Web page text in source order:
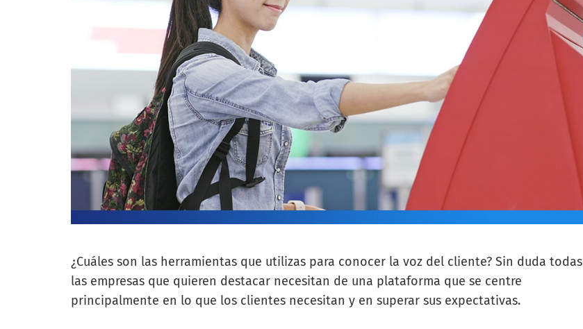
¿Cuáles son las herramientas que utilizas para conocer la voz del cliente? Sin duda todas
las empresas que quieren destacar necesitan de una plataforma que se centre
principalmente en lo que los clientes necesitan y en superar sus expectativas.